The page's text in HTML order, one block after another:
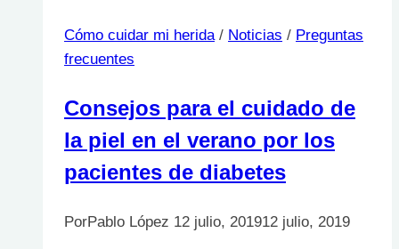
Cómo cuidar mi herida / Noticias / Preguntas
frecuentes
Consejos para el cuidado de
la piel en el verano por los
pacientes de diabetes
PorPablo López 12 julio, 201912 julio, 2019